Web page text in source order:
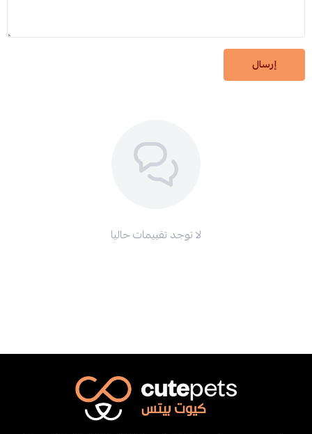
إرسال
لا توجد تقييمات حاليا